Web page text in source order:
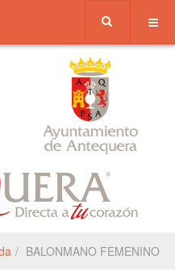
BALONMANO FEMENINO